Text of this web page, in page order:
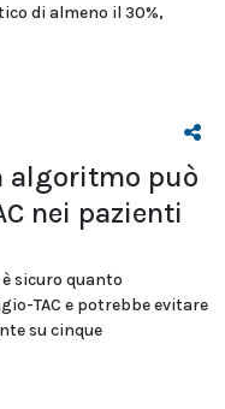
di almeno il 30%,
algoritmo può
nei pazienti
sicuro quanto
TAC e potrebbe evitare
su cinque